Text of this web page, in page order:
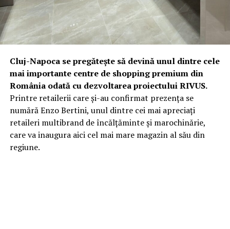
Cluj-Napoca se pregătește să devină unul dintre cele
mai importante centre de shopping premium din
România odată cu dezvoltarea proiectului RIVUS.
Printre retailerii care și-au confirmat prezența se
numără Enzo Bertini, unul dintre cei mai apreciați
retaileri multibrand de încălțăminte și marochinărie,
care va inaugura aici cel mai mare magazin al său din
regiune.